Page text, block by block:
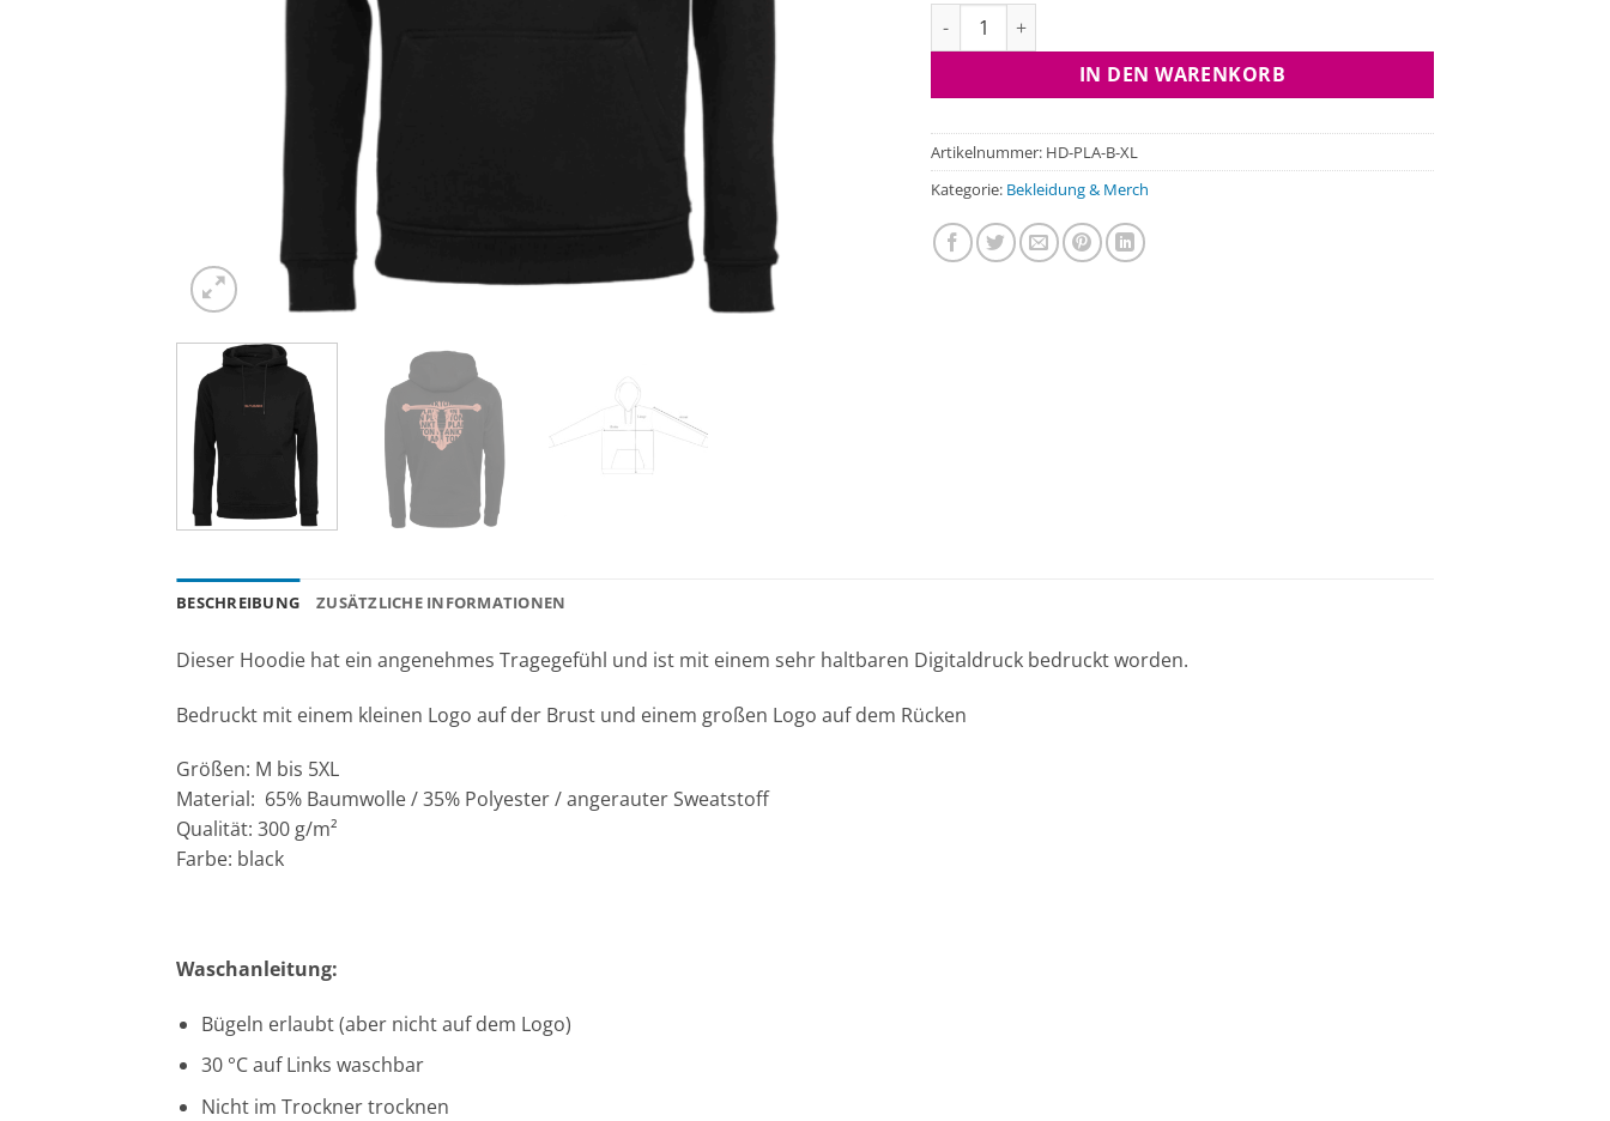
Hoodie Plankton Black Menge
IN DEN WARENKORB
Artikelnummer: HD-PLA-B-XL
Kategorie: Bekleidung & Merch
BESCHREIBUNG ZUSÄTZLICHE INFORMATIONEN
Dieser Hoodie hat ein angenehmes Tragegefühl und ist mit einem sehr haltbaren Digitaldruck bedruckt worden.
Bedruckt mit einem kleinen Logo auf der Brust und einem großen Logo auf dem Rücken
Größen: M bis 5XL
Material: 65% Baumwolle / 35% Polyester / angerauter Sweatstoff
Qualität: 300 g/m²
Farbe: black
Waschanleitung:
Bügeln erlaubt (aber nicht auf dem Logo)
30 °C auf Links waschbar
Nicht im Trockner trocknen